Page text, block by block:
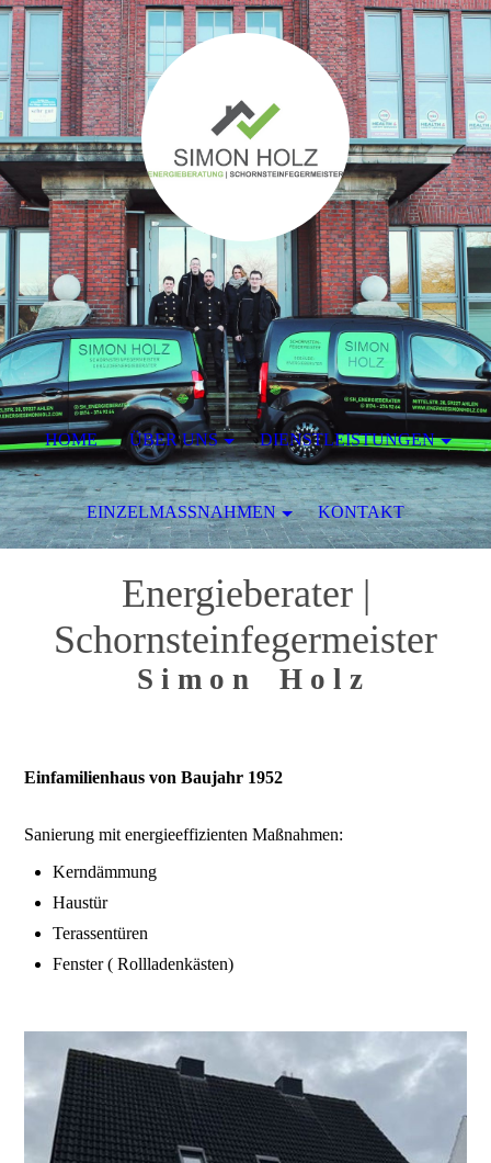
Energieberater|
Schornsteinfegermeister
S i m o n H o l z
Einfamilienhaus von Baujahr 1952
Sanierung mit energieeffizienten Maßnahmen:
Kerndämmung
Haustür
Terassentüren
Fenster ( Rollladenkästen)
HOME ÜBER UNS DIENSTLEISTUNGEN
EINZELMASSNAHMEN KONTAKT